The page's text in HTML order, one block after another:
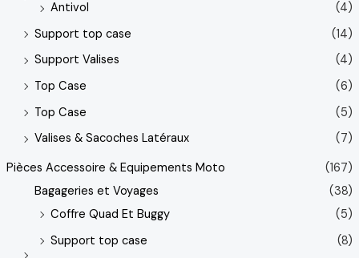
Antivol
(4)
Support top case
(14)
Support Valises
(4)
Top Case
(6)
Top Case
(5)
Valises & Sacoches Latéraux
(7)
Pièces Accessoire & Equipements Moto
(167)
Bagageries et Voyages
(38)
Coffre Quad Et Buggy
(5)
Support top case
(8)